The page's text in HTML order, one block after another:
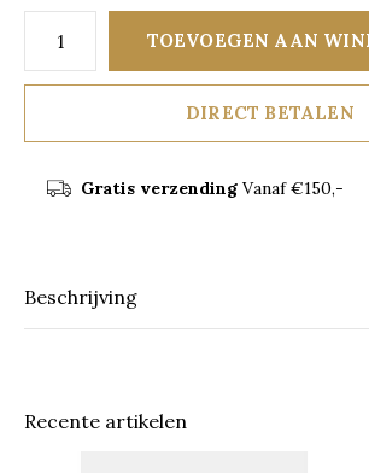
TOEVOEGEN AAN
DIRECT BETALEN
Gratis verzendingVanaf €150,-
Beschrijving
Recente artikelen